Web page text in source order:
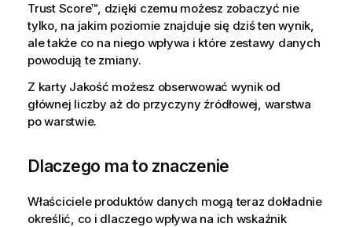
Trust Score™, dzięki czemu możesz zobaczyć nie
tylko, na jakim poziomie znajduje się dziś ten wynik,
ale także co na niego wpływa i które zestawy danych
powodują te zmiany.
Z karty Jakość możesz obserwować wynik od
głównej liczby aż do przyczyny źródłowej, warstwa
po warstwie.
Dlaczego ma to znaczenie
Właściciele produktów danych mogą teraz dokładnie
określić, co i dlaczego wpływa na ich wskaźnik